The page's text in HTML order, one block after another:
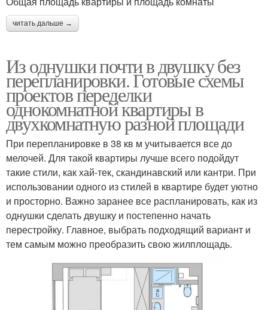
читать дальше →
Из однушки почти в двушку без
перепланировки. Готовые схемы
проектов переделки
однокомнатной квартиры в
двухкомнатную разной площади
При перепланировке в 38 кв м учитывается все до
мелочей. Для такой квартиры лучше всего подойдут
такие стили, как хай-тек, скандинавский или кантри. При
использовании одного из стилей в квартире будет уютно
и просторно. Важно заранее все распланировать, как из
однушки сделать двушку и постепенно начать
перестройку. Главное, выбрать подходящий вариант и
тем самым можно преобразить свою жилплощадь.